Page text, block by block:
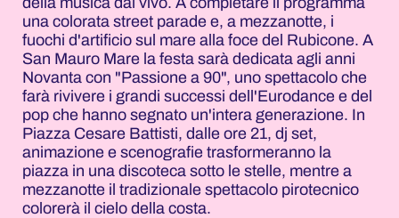
una colorata street parade e, a mezzanotte, i
fuochi d'artificio sul mare alla foce del Rubicone. A
San Mauro Mare la festa sarà dedicata agli anni
Novanta con "Passione a 90", uno spettacolo che
farà rivivere i grandi successi dell'Eurodance e del
pop che hanno segnato un'intera generazione. In
Piazza Cesare Battisti, dalle ore 21, dj set,
animazione e scenografie trasformeranno la
piazza in una discoteca sotto le stelle, mentre a
mezzanotte il tradizionale spettacolo pirotecnico
colorerà il cielo della costa.